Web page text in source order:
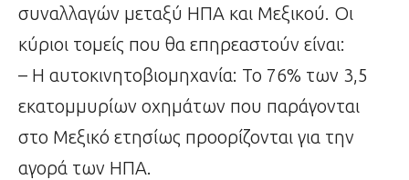
συναλλαγών μεταξύ ΗΠΑ και Μεξικού. Οι
κύριοι τομείς που θα επηρεαστούν είναι:
– Η αυτοκινητοβιομηχανία: Το 76% των 3,5
εκατομμυρίων οχημάτων που παράγονται
στο Μεξικό ετησίως προορίζονται για την
αγορά των ΗΠΑ.